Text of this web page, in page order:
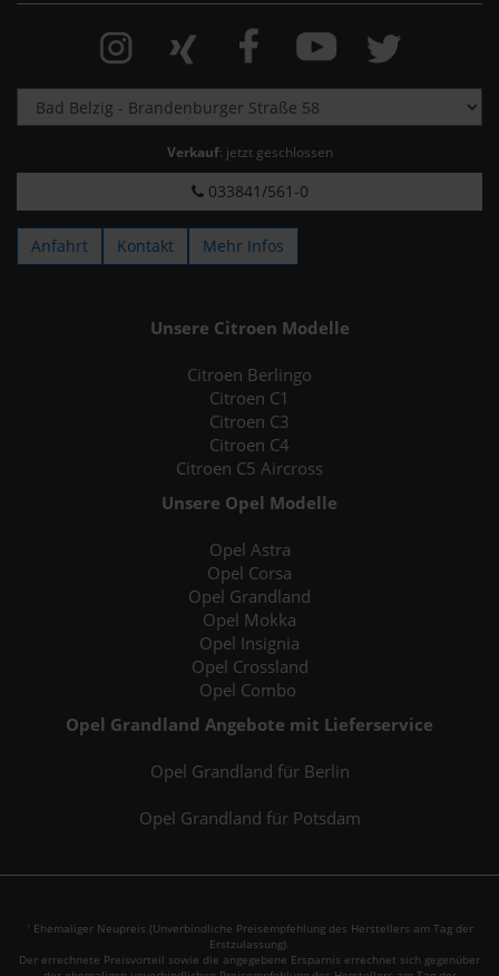
Verkauf: jetzt geschlossen
033841/561-0
Anfahrt Kontakt Mehr Infos
Unsere Citroen Modelle
Citroen Berlingo
Citroen C1
Citroen C3
Citroen C4
Citroen C5 Aircross
Unsere Opel Modelle
Opel Astra
Opel Corsa
Opel Grandland
Opel Mokka
Opel Insignia
Opel Crossland
Opel Combo
Opel Grandland Angebote mit Lieferservice
Opel Grandland für Berlin
Opel Grandland für Potsdam
1 Ehemaliger Neupreis (Unverbindliche Preisempfehlung des Herstellers am Tag der
Erstzulassung).
Der errechnete Preisvorteil sowie die angegebene Ersparnis errechnet sich gegenüber